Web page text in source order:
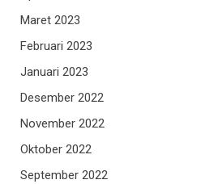
Maret 2023
Februari 2023
Januari 2023
Desember 2022
November 2022
Oktober 2022
September 2022